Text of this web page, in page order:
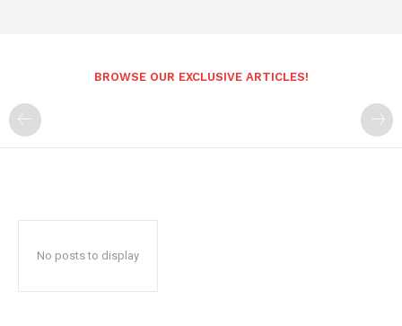
BROWSE OUR EXCLUSIVE ARTICLES!
No posts to display